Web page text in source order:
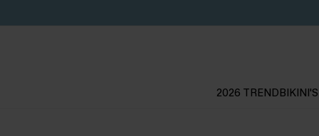
2026 TRENDBIKINI'S